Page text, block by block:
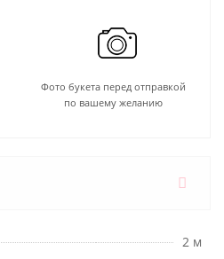
Фото букета перед отправкой
по вашему желанию
2 м